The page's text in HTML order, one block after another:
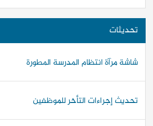
تحديثات
شاشة مرآة انتظام المدرسة المطورة
تحديث إجراءات التأخر للموظفين